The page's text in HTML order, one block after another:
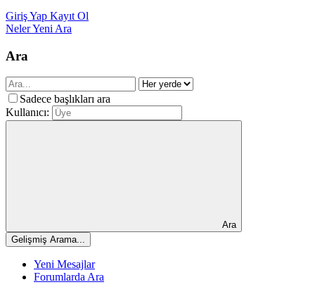
Giriş Yap Kayıt Ol
Neler Yeni Ara
Ara
Sadece başlıkları ara
Kullanıcı:
Ara
Gelişmiş Arama...
Yeni Mesajlar
Forumlarda Ara